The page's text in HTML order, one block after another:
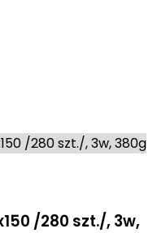
/280 szt./, 3w,